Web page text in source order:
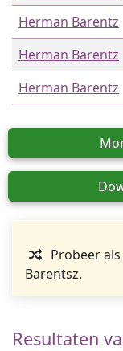
Herman Barentz
Herman Barentz
Herman Barentz
Probeer
Barentsz.
Resultaten